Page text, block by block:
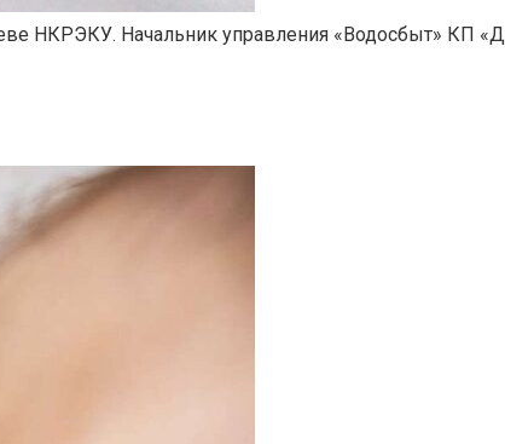
НКРЭКУ. Начальник управления «Водосбыт» КП